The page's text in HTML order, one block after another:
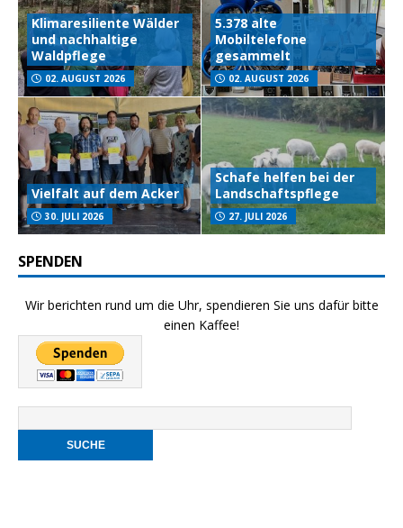
Klimaresiliente Wälder
und nachhaltige
Waldpflege
02. AUGUST 2026
5.378 alte
Mobiltelefone
gesammelt
02. AUGUST 2026
Vielfalt auf dem Acker
30. JULI 2026
Schafe helfen bei der
Landschaftspflege
27. JULI 2026
SPENDEN
Wir berichten rund um die Uhr, spendieren Sie uns dafür bitte
einen Kaffee!